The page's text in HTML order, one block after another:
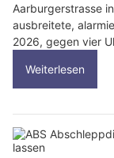
Aarburgerstrasse
ausbreitete,
2026, gegen vier
Weiterlesen